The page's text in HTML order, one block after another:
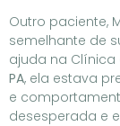
Outro paciente,
semelhante de
ajuda na
PA, ela estava
e
desesperada e